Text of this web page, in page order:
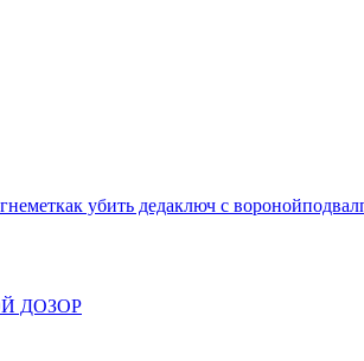
как убить дедаключ с воронойподвал
ДОЗОР